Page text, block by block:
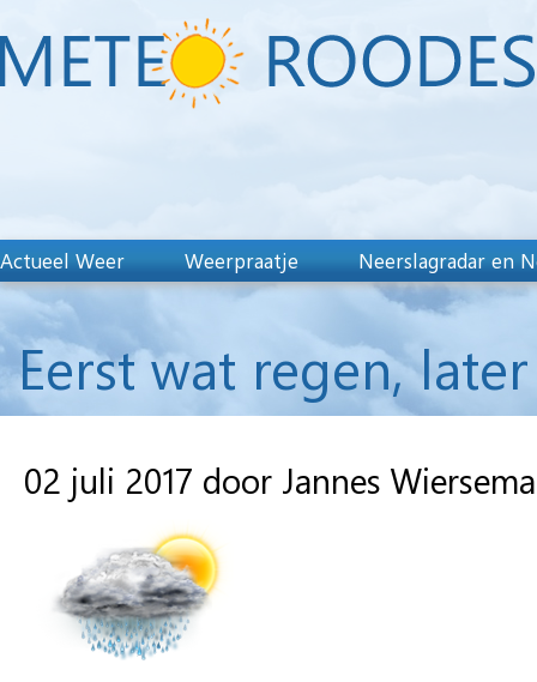
Actueel Weer Weerpraatje Neerslagradar en
Eerst wat regen,
02 juli 2017 door Jannes Wiersema